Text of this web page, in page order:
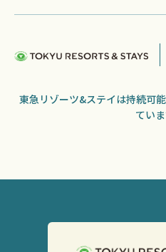
東急リゾーツ&ステイは持続可
ていま